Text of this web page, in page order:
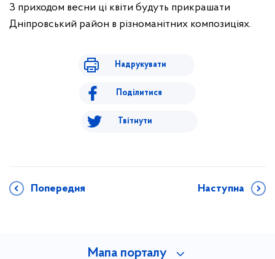
З приходом весни ці квіти будуть прикрашати
Дніпровський район в різноманітних композиціях.
Надрукувати
Поділитися
Твітнути
Попередня Наступна
Мапа порталу